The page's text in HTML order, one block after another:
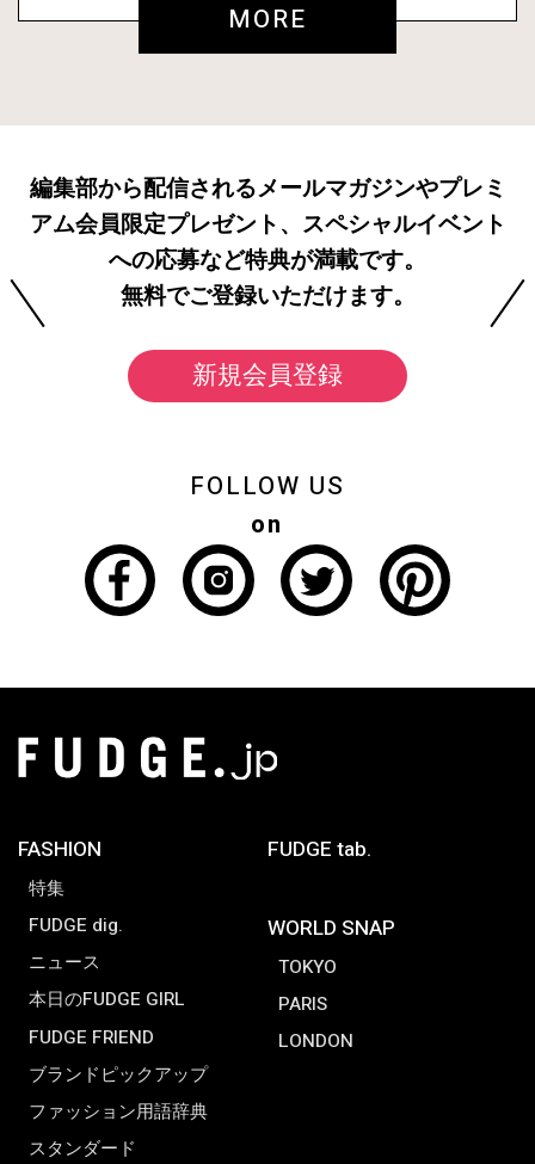
MORE
編集部から配信されるメールマガジンやプレミ
アム会員限定プレゼント、スペシャルイベント
への応募など特典が満載です。
無料でご登録いただけます。
新規会員登録
FOLLOW US
on
FASHION
特集
FUDGE dig.
ニュース
本日のFUDGE GIRL
FUDGE FRIEND
ブランドピックアップ
ファッション用語辞典
スタンダード
FUDGE tab.
WORLD SNAP
TOKYO
PARIS
LONDON